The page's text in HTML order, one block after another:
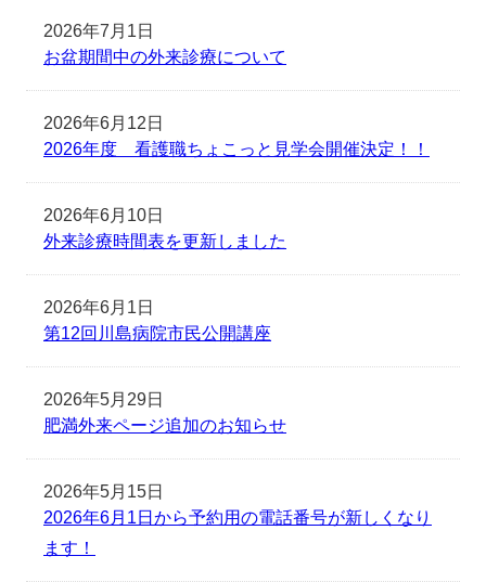
2026年7月1日
お盆期間中の外来診療について
2026年6月12日
2026年度 看護職ちょこっと見学会開催決定！！
2026年6月10日
外来診療時間表を更新しました
2026年6月1日
第12回川島病院市民公開講座
2026年5月29日
肥満外来ページ追加のお知らせ
2026年5月15日
2026年6月1日から予約用の電話番号が新しくなり
ます！